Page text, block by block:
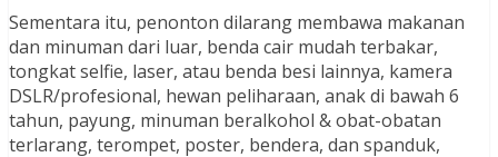
Sementara itu, penonton dilarang membawa makanan
dan minuman dari luar, benda cair mudah terbakar,
tongkat selfie, laser, atau benda besi lainnya, kamera
DSLR/profesional, hewan peliharaan, anak di bawah 6
tahun, payung, minuman beralkohol & obat-obatan
terlarang, terompet, poster, bendera, dan spanduk,